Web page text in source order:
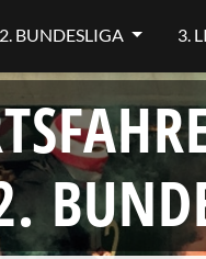
2. BUNDESLIGA 3.